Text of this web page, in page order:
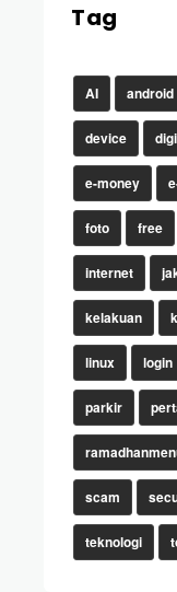
Tag
AI android
device
e-money
foto free
internet
kelakuan
linux login
parkir
scam
teknologi